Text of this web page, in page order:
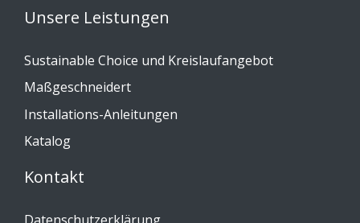
Unsere Leistungen
Sustainable Choice und Kreislaufangebot
Maßgeschneidert
Installations-Anleitungen
Katalog
Kontakt